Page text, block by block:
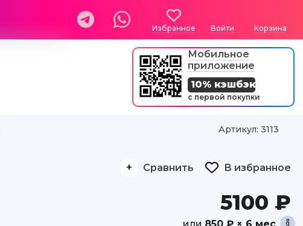
Избранное Войти Корзина
Мобильное
приложение
10% кэшбэк
с первой покупки
Артикул: 3113
Сравнить В избранное
5100 ₽